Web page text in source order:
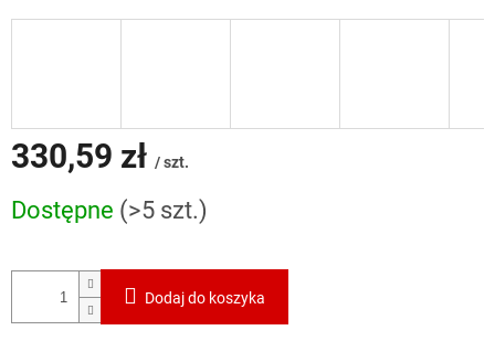
330,59 zł / szt.
jednostkowa:
Dostępne (>5 szt.)
Dodaj do koszyka